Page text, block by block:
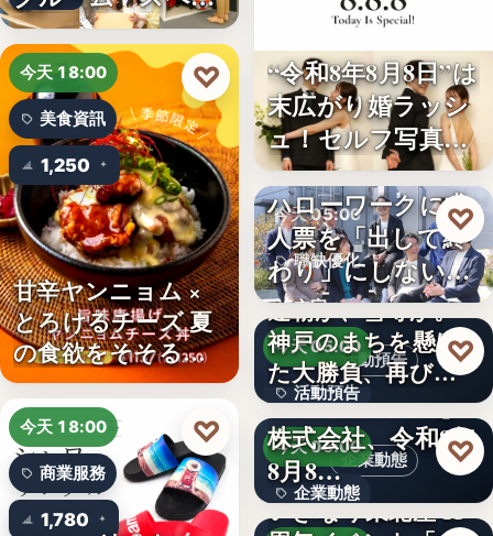
ボ東武宇…
今天 18:00
美食資訊
1,250
甘辛ヤンニョム ×
とろけるチーズ 夏
の食欲をそそる
“旨…
♡
今天 18:00
商業服務
1,780
♡
“令和8年8月8日”は
末広がり婚ラッシ
ュ！セルフ写真館
「…
今天 05:00
職缺優化
文字
ハローワークに求
人票を「出して終
わり」にしない。
求人票・…
♡
活動預告
今天 05:00
活動預告
300人
連覇か、雪辱か。
神戸のまちを懸け
た大勝負、再び！
…
♡
企業動態
今天 05:00
企業動態
Internnect Group
株式会社、令和8年
8月8…
♡
いぎなり東北産 11